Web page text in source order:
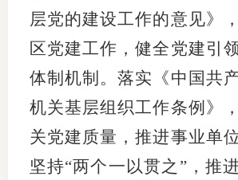
层党的建设工作的意见》
区党建工作，健全党建引
体制机制。落实《中国共
机关基层组织工作条例》
关党建质量，推进事业单
坚持“两个一以贯之”，推